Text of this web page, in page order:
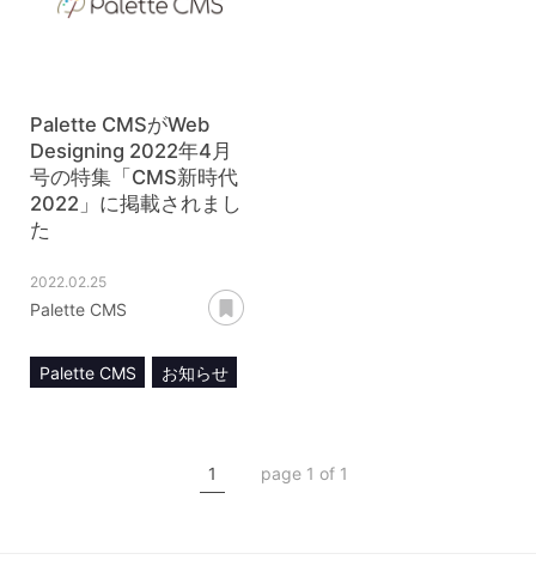
Palette CMSがWeb
Designing 2022年4月
号の特集「CMS新時代
2022」に掲載されまし
た
2022.02.25
Palette CMS
Palette CMS
お知らせ
1 page 1 of 1